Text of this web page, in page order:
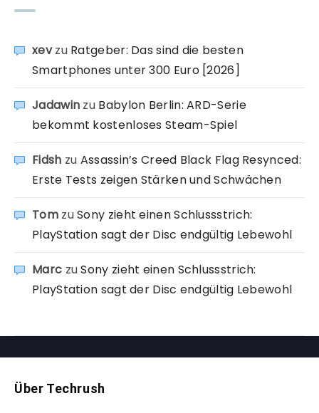
xevzu Ratgeber: Das sind die besten
Smartphones unter 300 Euro [2026]
Jadawin zu Babylon Berlin: ARD-Serie
bekommt kostenloses Steam-Spiel
Fidsh zu Assassin’s Creed Black Flag Resynced:
Erste Tests zeigen Stärken und Schwächen
TomzuSony zieht einen Schlussstrich:
PlayStation sagt der Disc endgültig Lebewohl
Marc zuSony zieht einen Schlussstrich:
PlayStation sagt der Disc endgültig Lebewohl
Über Techrush